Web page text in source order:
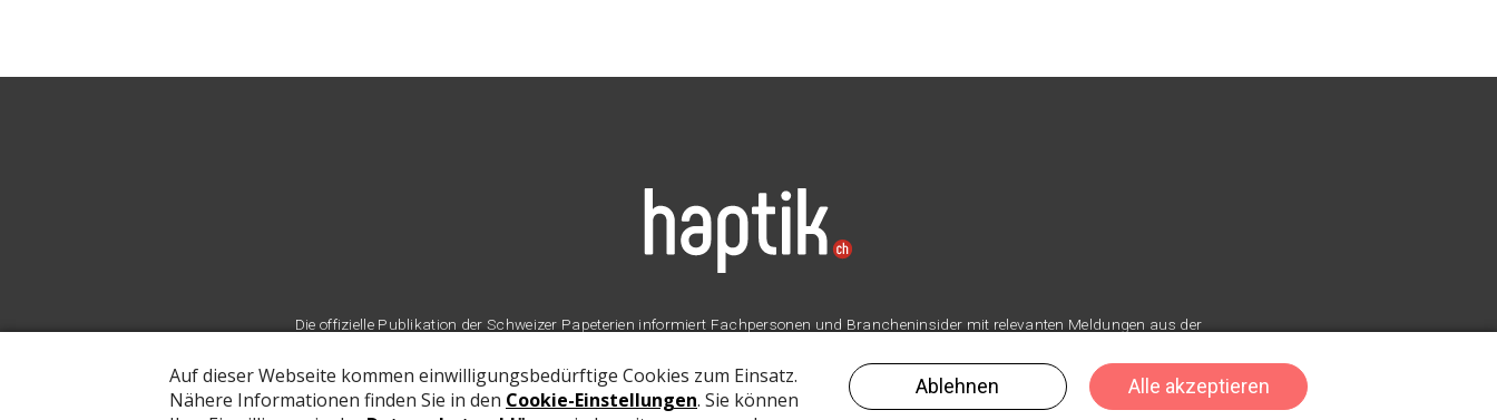
Die offizielle Publikation der Schweizer Papeterien informiert Fachpersonen und Brancheninsider mit relevanten Meldungen aus der